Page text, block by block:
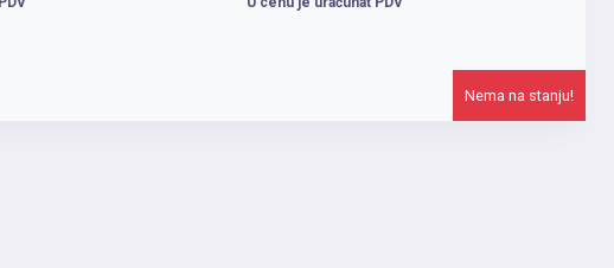
Nema na stanju!